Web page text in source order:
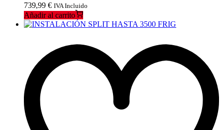
739,99 € IVA Incluido
Añadir al carrito